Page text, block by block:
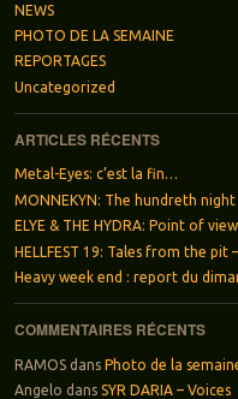
NEWS
PHOTO DE LA SEMAINE
REPORTAGES
Uncategorized
ARTICLES RÉCENTS
Metal-Eyes: c’est la fin…
MONNEKYN: The hundreth night
ELYE & THE HYDRA: Point of view
HELLFEST 19: Tales from the
Heavy week end : report du
COMMENTAIRES RÉCENTS
RAMOSdans Photo de la
Angelo dans SYR DARIA – Voices